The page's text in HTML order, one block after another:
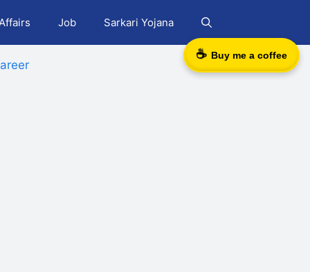
Job Sarkari Yojana
☕ Buy me a coffee